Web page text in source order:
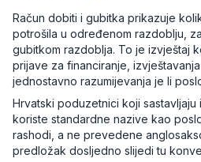
Račun dobiti i gubitka prikazuje
potrošila u određenom razdoblju,
gubitkom razdoblja. To je izvještaj
prijave za financiranje,
jednostavno razumijevanja je li
Hrvatski poduzetnici koji sastavljaju
koriste standardne nazive kao
rashodi, a ne prevedene
predložak dosljedno slijedi tu